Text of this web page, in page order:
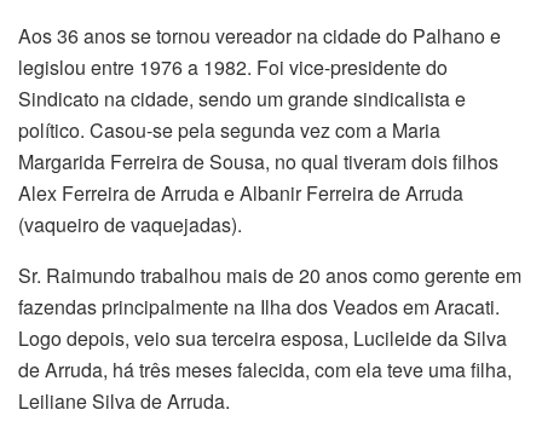
Aos 36 anos se tornou vereador na cidade do Palhano e
legislou entre 1976 a 1982. Foi vice-presidente do
Sindicato na cidade, sendo um grande sindicalista e
político. Casou-se pela segunda vez com a Maria
Margarida Ferreira de Sousa, no qual tiveram dois filhos
Alex Ferreira de Arruda e Albanir Ferreira de Arruda
(vaqueiro de vaquejadas).
Sr. Raimundo trabalhou mais de 20 anos como gerente em
fazendas principalmente na Ilha dos Veados em Aracati.
Logo depois, veio sua terceira esposa, Lucileide da Silva
de Arruda, há três meses falecida, com ela teve uma filha,
Leiliane Silva de Arruda.